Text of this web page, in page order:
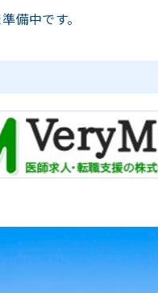
備中です。